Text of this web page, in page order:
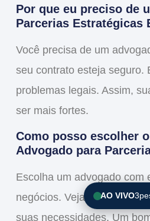
Por que eu preciso de
Parcerias Estratégicas
Você precisa de um
seu contrato esteja seguro.
problemas legais. Assim,
ser mais fortes.
Como posso escolher
Advogado para
Escolha um advogado com
negócios. Veja as
suas necessidades. Um
AO VIVO3